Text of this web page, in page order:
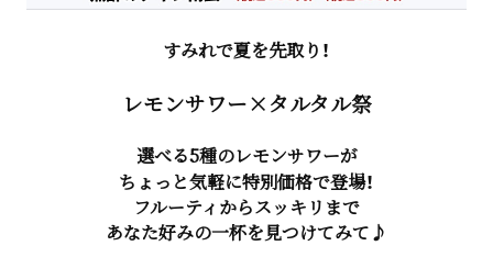
すみれで夏を先取り！
レモンサワー×タルタル祭
選べる5種のレモンサワーが
ちょっと気軽に特別価格で登場！
フルーティからスッキリまで
あなた好みの一杯を見つけてみて♪